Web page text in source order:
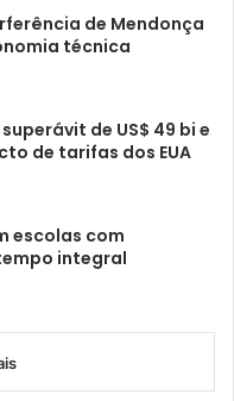
de Mendonça
técnica
de US$ 49 bi e
de tarifas dos EUA
escolas com
integral